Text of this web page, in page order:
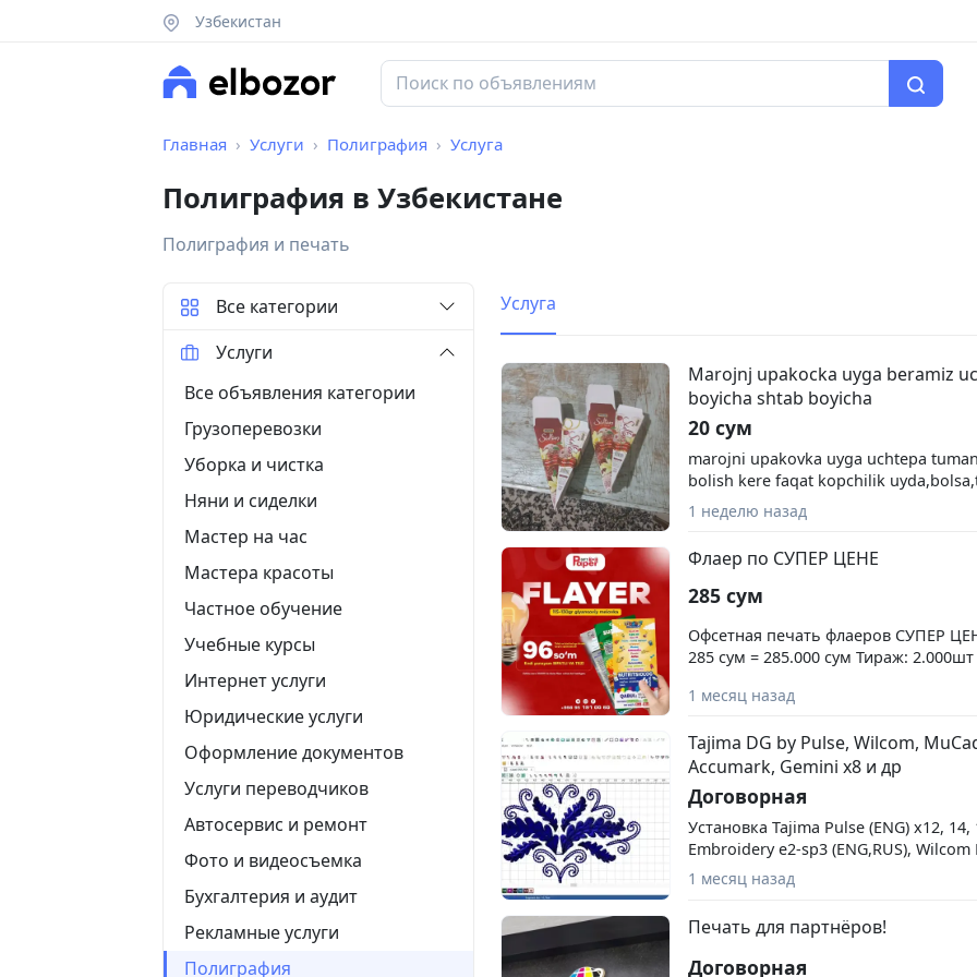
Узбекистан
Главная Услуги Полиграфия Услуга
Полиграфия в Узбекистане
Полиграфия и печать
Услуга
Marojnj upakocka uyga beramiz
boyicha shtab boyicha
20 сум
marojni upakovka uyga uchtepa
bolish kere faqat kopchilik
1 неделю назад
Флаер по СУПЕР ЦЕНЕ
285 сум
Офсетная печать флаеров СУПЕР
285 сум = 285.000 сум Тираж:
8.000шт - 122 сум = 976.000 сум
Тираж: 60.000шт - 83 сум = 4.980.000
150.000 сум (после подготовки
вручён заказчику) После
подготовления флаера 3-4 рабочих
1 месяц назад
Tajima DG by Pulse, Wilcom,
Accumark, Gemini x8 и др
Договорная
Установка Tajima Pulse (ENG) x12,
Embroidery e2-sp3 (ENG,RUS),
e4.2H (eng, rus), Gerber Accumark
Designer Enterprise Wilcom
x12, 14, 15, 16 (eng,rus) Accurate
(rus) Gerber AccuMark v9 + авто
1 месяц назад
Печать для партнёров!
Договорная
Все категории
Услуги
Все объявления категории
Грузоперевозки
Уборка и чистка
Няни и сиделки
Мастер на час
Мастера красоты
Частное обучение
Учебные курсы
Интернет услуги
Юридические услуги
Оформление документов
Услуги переводчиков
Автосервис и ремонт
Фото и видеосъемка
Бухгалтерия и аудит
Рекламные услуги
Полиграфия